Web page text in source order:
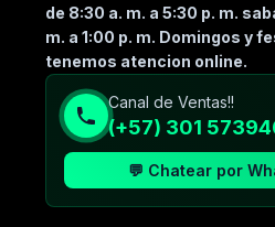
de 8:30 a. m. a 5:30 p. m.
m. a 1:00 p. m. Domingos y
tenemos atencion online.
Canal de Ventas!!
(+57) 301
💬 Chatear por